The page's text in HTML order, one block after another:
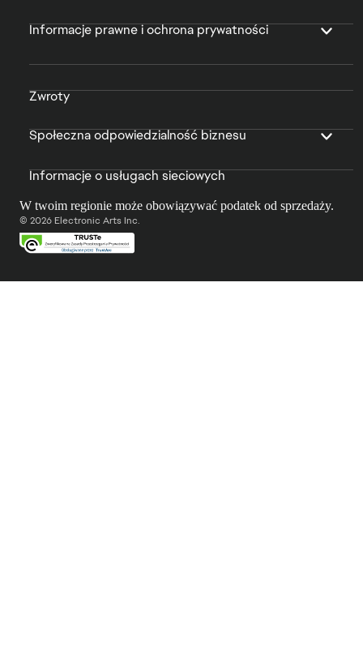
Informacje prawne i ochrona prywatności
Zwroty
Społeczna odpowiedzialność biznesu
Informacje o usługach sieciowych
W twoim regionie może obowiązywać podatek od sprzedaży.
© 2026 Electronic Arts Inc.